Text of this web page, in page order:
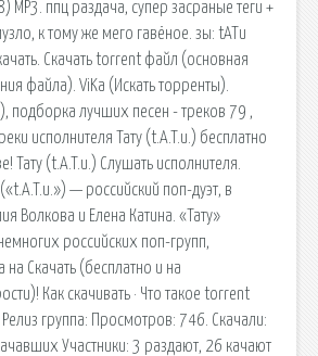
ппц раздача, супер засраные теги +
к тому же мего гавёное. зы: tATu
Скачать torrent файл (основная
файла). ViKa (Искать торренты).
подборка лучших песен - треков 79 ,
исполнителя Тату (t.A.T.u.) бесплатно
Тату (t.A.T.u.) Слушать исполнителя.
(«t.A.T.u.») — российский поп-дуэт, в
Волкова и Елена Катина. «Тату»
российских поп-групп,
Скачать (бесплатно и на
Как скачивать · Что такое torrent
Релиз группа: Просмотров: 746. Скачали:
Участники: 3 раздают, 26 качают